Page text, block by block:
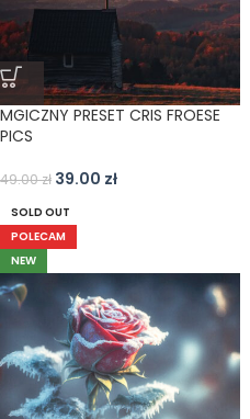
MGICZNY PRESET CRIS FROESE
PICS
49.00zł 39.00 zł
SOLD OUT
POLECAM
NEW